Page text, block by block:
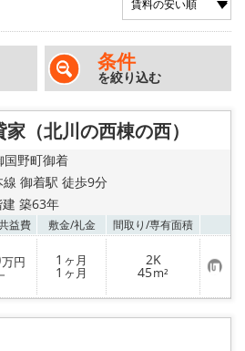
条件
を絞り込む
（北川の西棟の西）
国野町御着
線 御着駅 徒歩9分
築63年
益費 敷金/礼金 間取り/専有面積
万円
－
1 ヶ月
1 ヶ月
2K
45m² お
気
に
り